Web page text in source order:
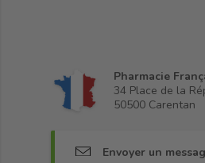
Pharmacie
34 Place de la
50500 Carentan
Envoyer un